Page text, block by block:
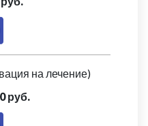
на лечение)
руб.